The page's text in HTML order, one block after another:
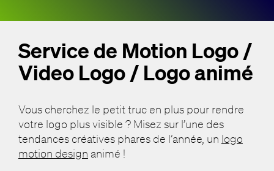
Service de Motion Logo /
Video Logo / Logo animé
Vous cherchez le petit truc en plus pour rendre
votre logo plus visible ? Misez sur l’une des
tendances créatives phares de l’année, un logo
motion design animé !